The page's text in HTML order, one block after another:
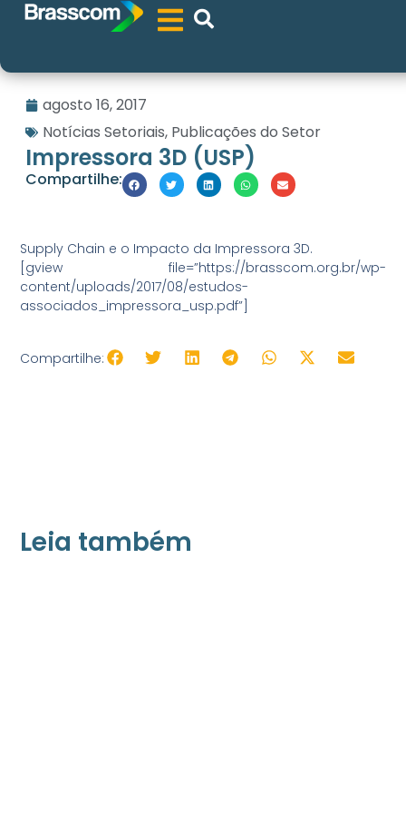
agosto 16, 2017
Notícias Setoriais, Publicações do Setor
Impressora 3D (USP)
Compartilhe:
Supply Chain e o Impacto da Impressora 3D.
[gview file=”https://brasscom.org.br/wp-
content/uploads/2017/08/estudos-
associados_impressora_usp.pdf”]
Compartilhe:
Leia também